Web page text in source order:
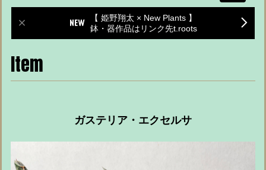
【 姫野翔太 × New Plants 】
鉢・器作品はリンク先t.roots
Item
ガステリア・エクセルサ